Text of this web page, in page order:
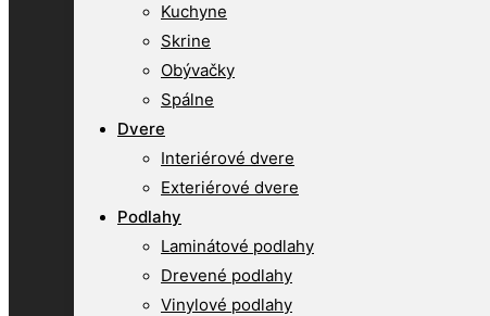
Kuchyne
Skrine
Obývačky
Spálne
Dvere
Interiérové dvere
Exteriérové dvere
Podlahy
Laminátové podlahy
Drevené podlahy
Vinylové podlahy